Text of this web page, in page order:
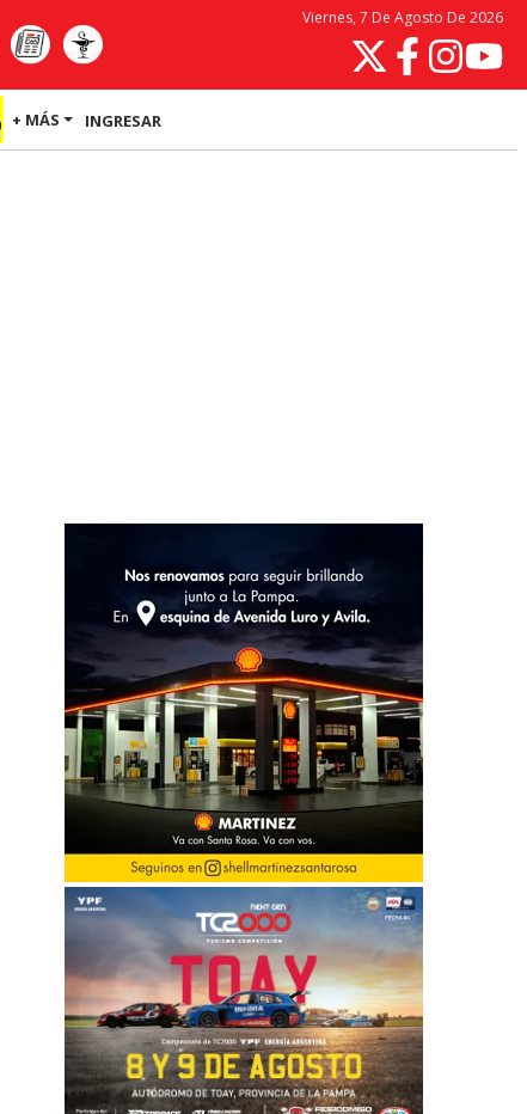
Viernes, 7 De Agosto De 2026
+ MÁS INGRESAR